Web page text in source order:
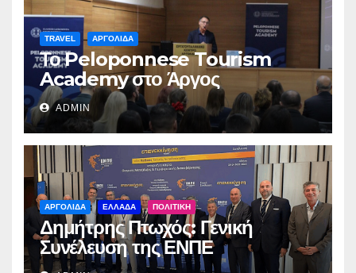
TRAVEL ΑΡΓΟΛΙΔΑ
Το Peloponnese Tourism
Academy στο Άργος
ADMIN
ΑΡΓΟΛΙΔΑ ΕΛΛΑΔΑ ΠΟΛΙΤΙΚΗ
Δημήτρης Πτωχός: Γενική
Συνέλευση της ΕΝΠΕ